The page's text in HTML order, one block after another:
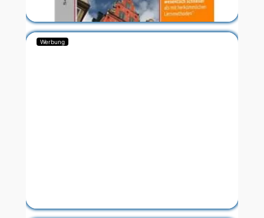
Werbung